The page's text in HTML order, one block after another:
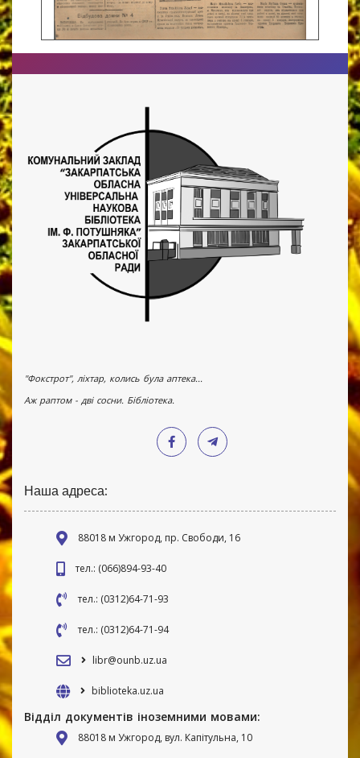
"Фокстрот", ліхтар, колись була аптека...
Аж раптом - дві сосни. Бібліотека.
Наша адреса:
88018 м Ужгород, пр. Свободи, 16
тел.: (066)894-93-40
тел.: (0312)64-71-93
тел.: (0312)64-71-94
libr@ounb.uz.ua
biblioteka.uz.ua
Відділ документів іноземними мовами:
88018 м Ужгород, вул. Капітульна, 10